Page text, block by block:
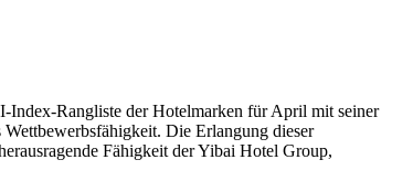
Rangliste der Hotelmarken für April mit seiner
Die Erlangung dieser
Fähigkeit der Yibai Hotel Group,